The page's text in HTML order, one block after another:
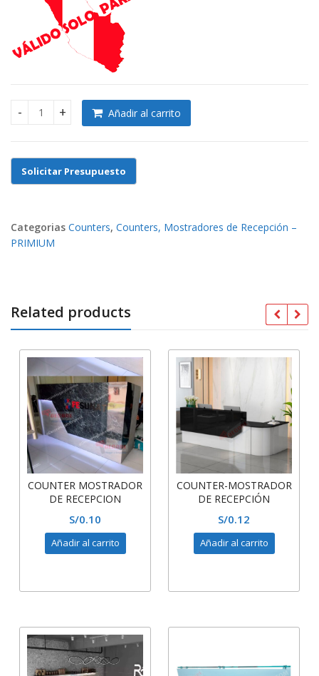
COUNTERS-MOSTRADORES-RECEPCIÓN-MÓDULOS DE
Añadir al carrito
Categorias Counters, Counters, Mostradores de Recepción –
PRIMIUM
Related products
COUNTER MOSTRADOR
DE RECEPCION
S/0.10
Añadir al carrito
COUNTER-MOSTRADOR
DE RECEPCIÓN
S/0.12
Añadir al carrito